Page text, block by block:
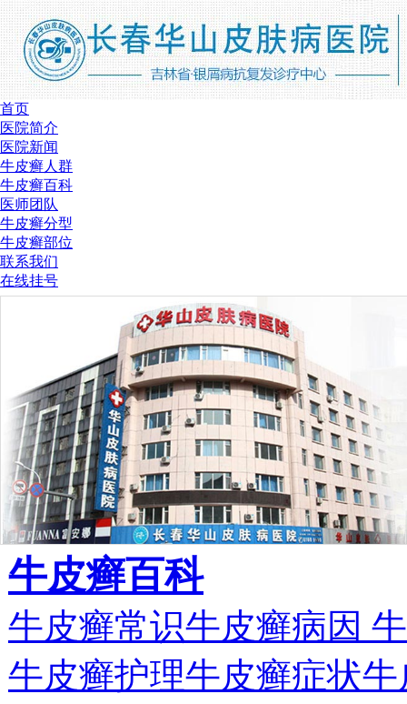
首页
医院简介
医院新闻
牛皮癣人群
牛皮癣百科
医师团队
牛皮癣分型
牛皮癣部位
联系我们
在线挂号
牛皮癣百科
牛皮癣常识牛皮癣病因
牛皮癣护理牛皮癣症状牛